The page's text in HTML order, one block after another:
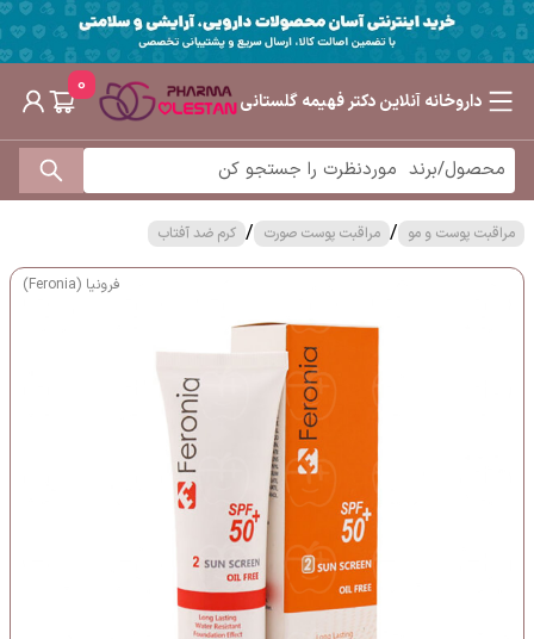
داروخانه آنلاین دکتر فهیمه گلستانی
0
مراقبت پوست و مو / مراقبت پوست صورت / کرم ضد آفتاب
فرونیا (Feronia)